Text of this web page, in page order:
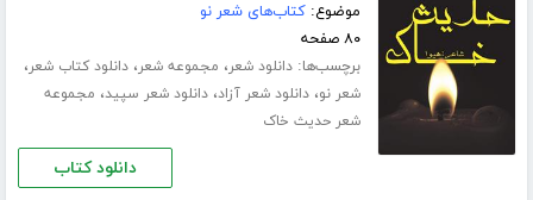
موضوع:کتاب‌های شعر نو
۸۰ صفحه
برچسب‌ها:دانلود شعر، مجموعه شعر،دانلود کتاب شعر،
شعر نو،دانلود شعر آزاد،دانلود شعر سپید، مجموعه
شعر حدیث خاک
دانلود کتاب